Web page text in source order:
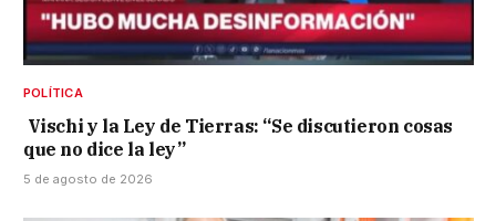
POLÍTICA
Vischi y la Ley de Tierras: “Se discutieron cosas
que no dice la ley”
5 de agosto de 2026